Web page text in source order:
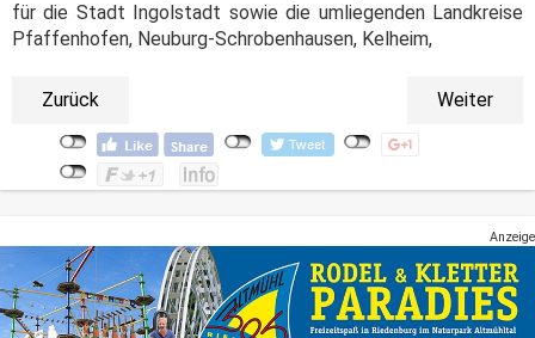
für die Stadt Ingolstadt sowie die umliegenden Landkreise
Pfaffenhofen, Neuburg-Schrobenhausen, Kelheim,
Zurück Weiter
Anzeige